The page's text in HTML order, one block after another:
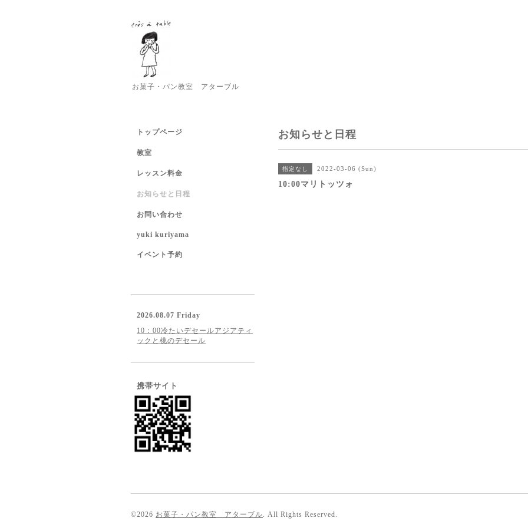
お菓子・パン教室 アターブル
お知らせと日程
指定なし 2022-03-06 (Sun)
10:00マリトッツォ
トップページ
教室
レッスン料金
お知らせと日程
お問い合わせ
yuki kuriyama
イベント予約
2026.08.07 Friday
10：00冷たいデセールアジアティ
ックと桃のデセール
携帯サイト
©2026 お菓子・パン教室 アターブル. All Rights Reserved.